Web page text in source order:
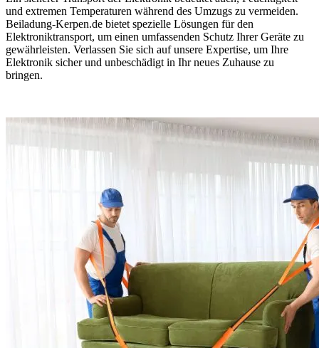
und extremen Temperaturen während des Umzugs zu vermeiden.
Beiladung-Kerpen.de bietet spezielle Lösungen für den
Elektroniktransport, um einen umfassenden Schutz Ihrer Geräte zu
gewährleisten. Verlassen Sie sich auf unsere Expertise, um Ihre
Elektronik sicher und unbeschädigt in Ihr neues Zuhause zu
bringen.